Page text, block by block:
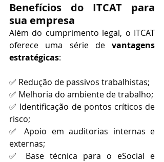
Benefícios do ITCAT para
sua empresa
Além do cumprimento legal, o ITCAT
oferece uma série de vantagens
estratégicas:
✅ Redução de passivos trabalhistas;
✅ Melhoria do ambiente de trabalho;
✅ Identificação de pontos críticos de
risco;
✅ Apoio em auditorias internas e
externas;
✅ Base técnica para o eSocial e